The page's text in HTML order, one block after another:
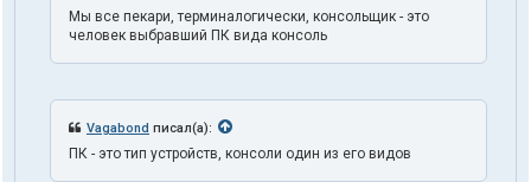
Мы все пекари, терминалогически, консольщик - это
человек выбравший ПК вида консоль
Vagabond писал(а):
ПК - это тип устройств, консоли один из его видов